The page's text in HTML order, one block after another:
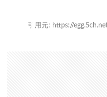
引用元: https://